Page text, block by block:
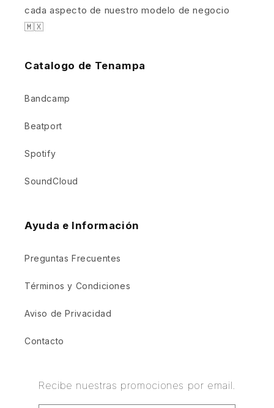
cada aspecto de nuestro modelo de negocio
🇲🇽
Catalogo de Tenampa
Bandcamp
Beatport
Spotify
SoundCloud
Ayuda e Información
Preguntas Frecuentes
Términos y Condiciones
Aviso de Privacidad
Contacto
Recibe nuestras promociones por email.